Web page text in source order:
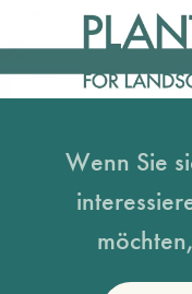
Wenn Sie